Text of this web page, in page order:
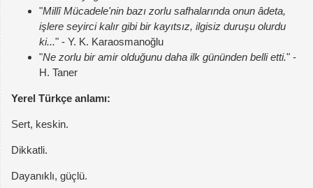
"Millî Mücadele'nin bazı zorlu safhalarında onun âdeta,
işlere seyirci kalır gibi bir kayıtsız, ilgisiz duruşu olurdu
ki..." - Y. K. Karaosmanoğlu
"Ne zorlu bir amir olduğunu daha ilk gününden belli etti." -
H. Taner
Yerel Türkçe anlamı:
Sert, keskin.
Dikkatli.
Dayanıklı, güçlü.